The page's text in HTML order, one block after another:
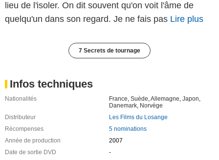
lieu de l'isoler. On dit souvent qu'on voit l'âme de
quelqu'un dans son regard. Je ne fais pas Lire plus
7 Secrets de tournage
Infos techniques
Nationalités France, Suède,Allemagne, Japon,
Danemark, Norvège
Distributeur
Les Films du Losange
Récompenses
5 nominations
Année de production
2007
Date de sortie DVD
-